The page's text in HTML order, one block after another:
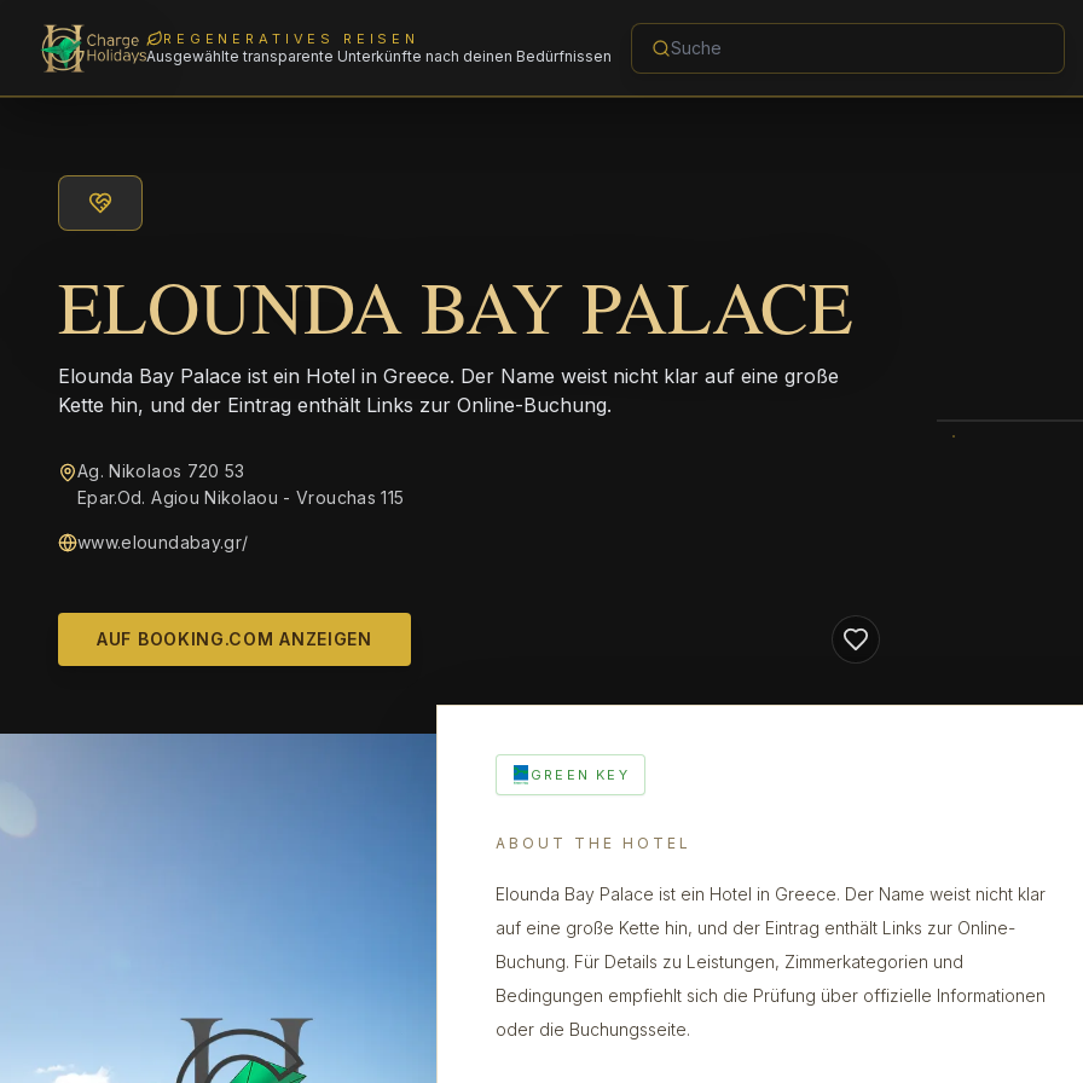
REGENERATIVES REISEN
Ausgewählte transparente Unterkünfte nach deinen Bedürfnissen
ELOUNDA BAY PALACE
Elounda Bay Palace ist ein Hotel in Greece. Der Name weist nicht klar auf eine große
Kette hin, und der Eintrag enthält Links zur Online-Buchung.
Ag. Nikolaos 720 53
Epar.Od. Agiou Nikolaou - Vrouchas 115
www.eloundabay.gr/
AUF BOOKING.COM ANZEIGEN
GREEN KEY
ABOUT THE HOTEL
Elounda Bay Palace ist ein Hotel in Greece. Der Name weist nicht klar
auf eine große Kette hin, und der Eintrag enthält Links zur Online-
Buchung. Für Details zu Leistungen, Zimmerkategorien und
Bedingungen empfiehlt sich die Prüfung über offizielle Informationen
oder die Buchungsseite.